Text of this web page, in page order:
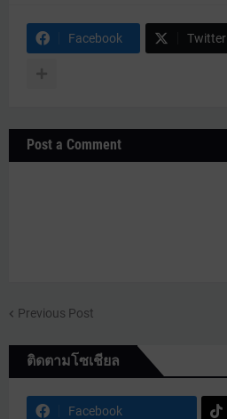
Facebook Twitter
Post a Comment
Previous Post
ติดตามโซเชียล
Facebook